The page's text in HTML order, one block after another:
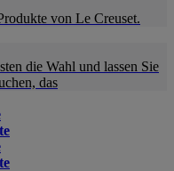
von Le Creuset.
die Wahl und lassen Sie
das